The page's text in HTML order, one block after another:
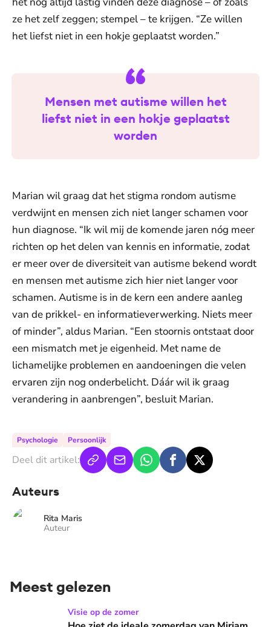
ze het zelf zeggen; stempel – te krijgen. “Ze willen
het liefst niet in een hokje geplaatst worden.”
Mensen met autisme willen het
liefst niet in een hokje geplaatst
worden
Marian wil graag dat het stigma rondom autisme
verdwijnt en mensen zich niet langer schamen voor
hun diagnose. “Ik wil mij de komende jaren nóg meer
richten op het delen van kennis en informatie, zodat
er meer over de diversiteit van autisme bekend wordt
en mensen met autisme zich hier niet langer voor
schamen. Autisme is in de kern een andere aanleg
van de prikkel- en informatieverwerking. Niets meer
of minder”, aldus Marian. “Een stoornis ontstaat door
een mismatch met je eigenheid. Met name de
lichamelijke problemen en aandoeningen die velen
ervaren zijn nog onderbelicht. Dáár wil ik graag
verandering in aanbrengen”, besluit Marian.
Psychologie Persoonlijk
Deel dit artikel:
Auteurs
Rita Maris
Auteur
Meest gelezen
Hoe ziet de ideale zomerdag van Mirjam Bouwman eruit?
Visie op de zomer